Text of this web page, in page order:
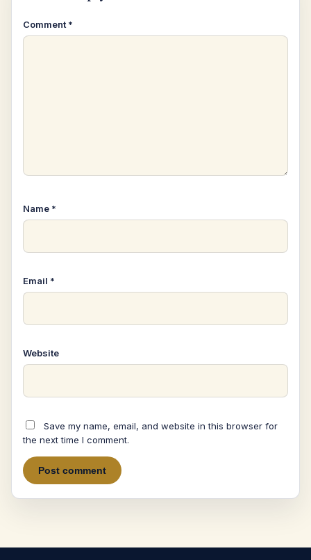
Comment*
Name *
Email *
Website
Save my name, email, and website in this browser for
the next time I comment.